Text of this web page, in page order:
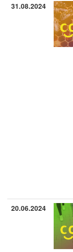
31.08.2024
20.06.2024